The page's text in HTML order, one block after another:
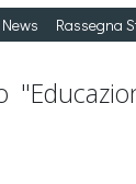
News Rassegna